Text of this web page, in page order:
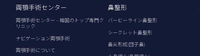
両顎手術センター
両顎手術センター – 韓国のトップ専門ク
リニック
ナビゲーション両顎手術
両顎手術について
鼻整形
バービーライン鼻整形
シークレット鼻整形
鼻尖形成(団子鼻)